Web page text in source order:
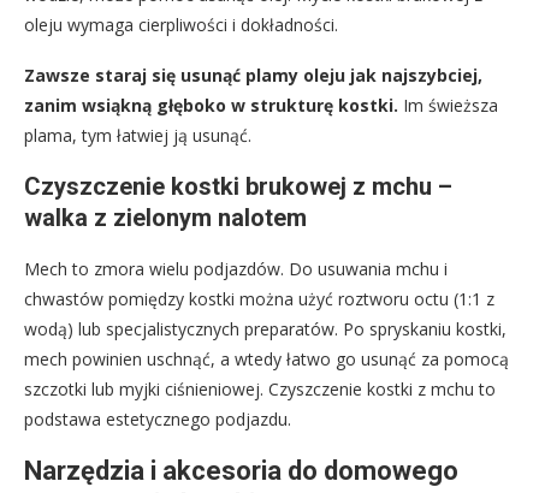
oleju wymaga cierpliwości i dokładności.
Zawsze staraj się usunąć plamy oleju jak najszybciej,
zanim wsiąkną głęboko w strukturę kostki. Im świeższa
plama, tym łatwiej ją usunąć.
Czyszczenie kostki brukowej z mchu –
walka z zielonym nalotem
Mech to zmora wielu podjazdów. Do usuwania mchu i
chwastów pomiędzy kostki można użyć roztworu octu (1:1 z
wodą) lub specjalistycznych preparatów. Po spryskaniu kostki,
mech powinien uschnąć, a wtedy łatwo go usunąć za pomocą
szczotki lub myjki ciśnieniowej. Czyszczenie kostki z mchu to
podstawa estetycznego podjazdu.
Narzędzia i akcesoria do domowego